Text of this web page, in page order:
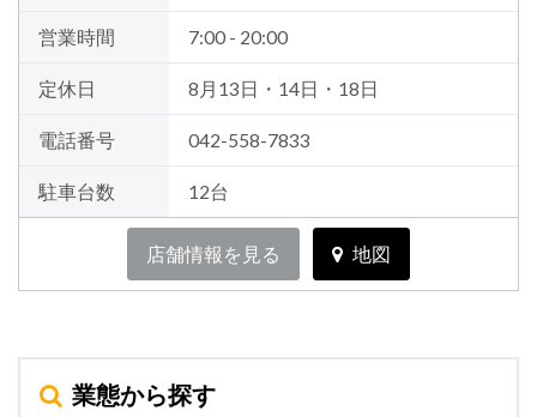
営業時間 7:00 - 20:00
定休日 8月13日・14日・18日
電話番号 042-558-7833
駐車台数 12台
店舗情報を見る 地図
業態から探す